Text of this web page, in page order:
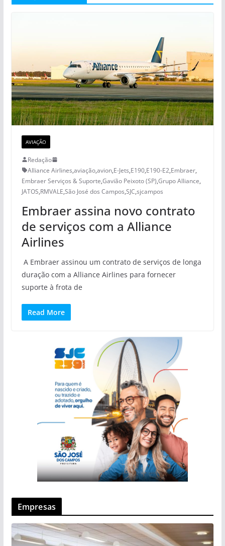
AVIAÇÃO
Redação
Alliance Airlines,aviação,avion,E-Jets,E190,E190-E2,Embraer,
Embraer Serviços & Suporte,Gavião Peixoto (SP),Grupo Alliance,
JATOS,RMVALE,São José dos Campos,SJC,sjcampos
Embraer assina novo contrato
de serviços com a Alliance
Airlines
A Embraer assinou um contrato de serviços de longa
duração com a Alliance Airlines para fornecer
suporte à frota de
Read More
Empresas